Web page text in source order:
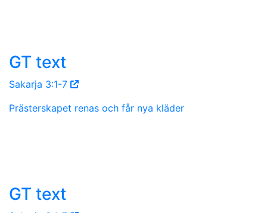
GT text
Sakarja 3:1-7
Prästerskapet renas och får nya kläder
GT text